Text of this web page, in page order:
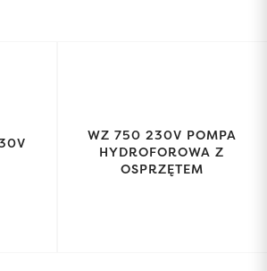
WZ 750 230V POMPA
HYDROFOROWA Z
OSPRZĘTEM